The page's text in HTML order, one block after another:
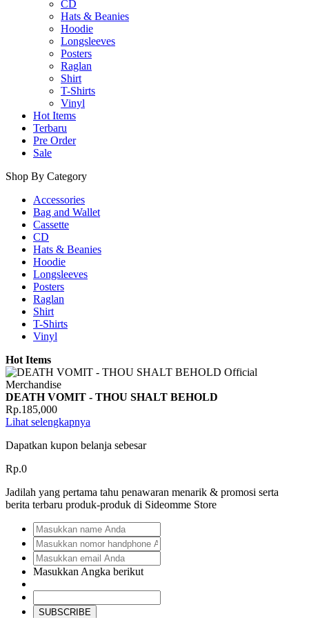
CD
Hats & Beanies
Hoodie
Longsleeves
Posters
Raglan
Shirt
T-Shirts
Vinyl
Hot Items
Terbaru
Pre Order
Sale
Shop By Category
Accessories
Bag and Wallet
Cassette
CD
Hats & Beanies
Hoodie
Longsleeves
Posters
Raglan
Shirt
T-Shirts
Vinyl
Hot Items
DEATH VOMIT - THOU SHALT BEHOLD
Rp.185,000
Lihat selengkapnya
Dapatkan kupon belanja sebesar
Rp.0
Jadilah yang pertama tahu penawaran menarik & promosi serta
berita terbaru produk-produk di Sideomme Store
Masukkan Angka berikut
SUBSCRIBE